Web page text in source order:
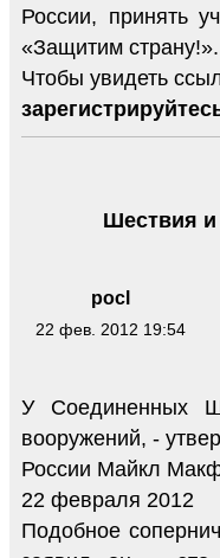
России, принять
«Защитим страну!».
Чтобы увидеть
pocl
22 фев. 2012 19:54
Шествия
У Соединенных
вооружений, -
России Майкл
22 февраля 2012
Подобное